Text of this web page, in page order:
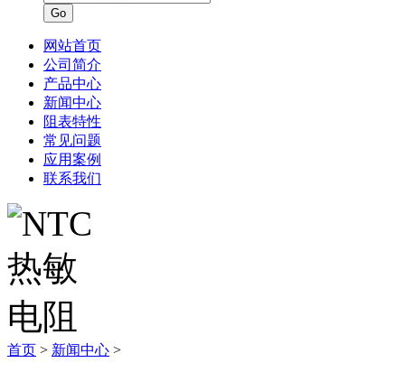
网站首页
公司简介
产品中心
新闻中心
阻表特性
常见问题
应用案例
联系我们
首页 > 新闻中心 >